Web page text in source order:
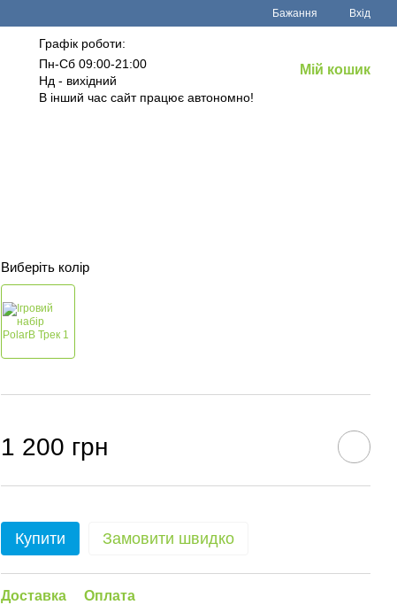
Бажання Вхід
Графік роботи:
Пн-Сб 09:00-21:00
Нд - вихідний
В інший час сайт працює автономно!
Мій кошик
Виберіть колір
1 200 грн
Купити Замовити швидко
Доставка
Оплата